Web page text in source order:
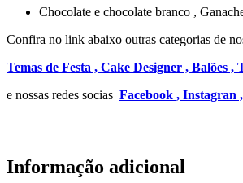
Chocolate e chocolate branco ,
Confira no link abaixo outras categorias de
Temas de Festa , Cake Designer , Balões ,
e nossas redes socias Facebook , Instagran ,
Informação adicional